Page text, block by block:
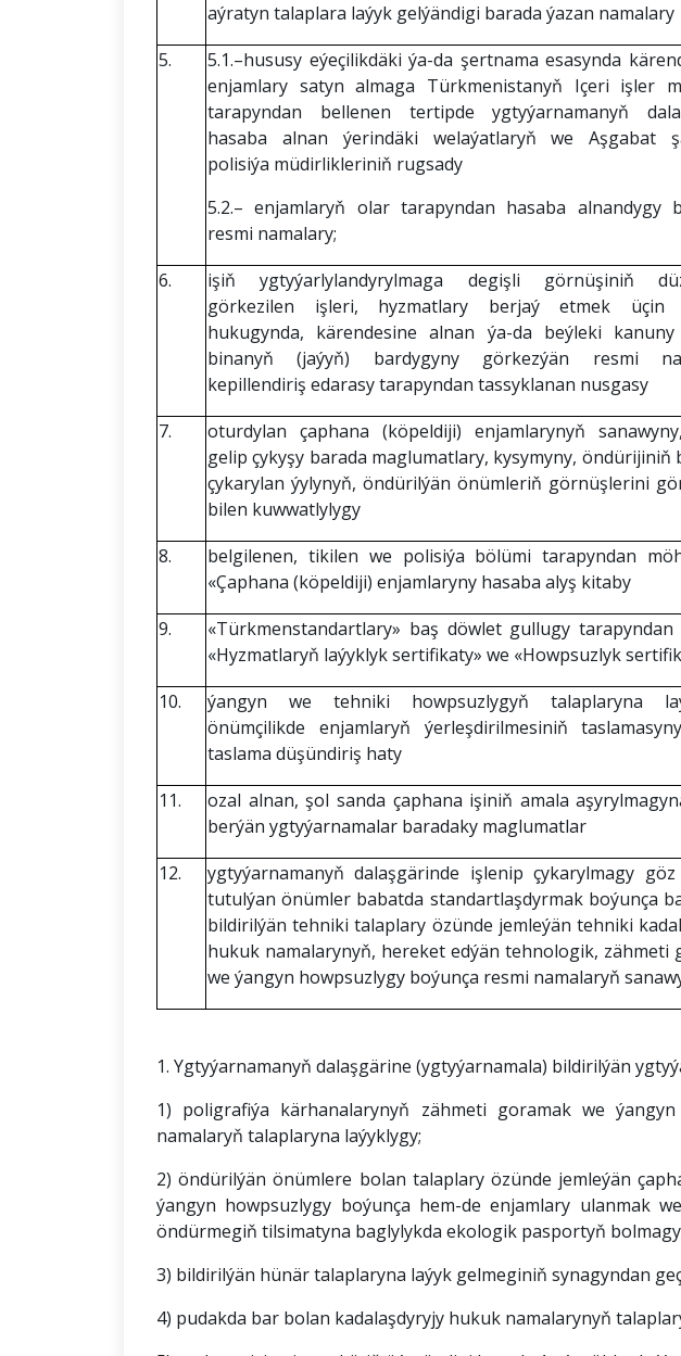
aýratyn talaplara laýyk gelýändigi barada ýazan namalary
5.
5.1.–hususy eýeçilikdäki ýa-da şertnama esasynda
enjamlary satyn almaga Türkmenistanyň Içeri işler
tarapyndan bellenen tertipde ygtyýarnamanyň
hasaba alnan ýerindäki welaýatlaryň we Aşgabat
polisiýa müdirlikleriniň rugsady
5.2.– enjamlaryň olar tarapyndan hasaba alnandygy
resmi namalary;
6.
işiň ygtyýarlylandyrylmaga degişli görnüşiniň
görkezilen işleri, hyzmatlary berjaý etmek üçin
hukugynda, kärendesine alnan ýa-da beýleki kanuny
binanyň (jaýyň) bardygyny görkezýän resmi
kepillendiriş edarasy tarapyndan tassyklanan nusgasy
7.
oturdylan çaphana (köpeldiji) enjamlarynyň
gelip çykyşy barada maglumatlary, kysymyny, öndürijiniň
çykarylan ýylynyň, öndürilýän önümleriň görnüşlerini
bilen kuwwatlylygy
8.
belgilenen, tikilen we polisiýa bölümi tarapyndan
«Çaphana (köpeldiji) enjamlaryny hasaba alyş kitaby
9.
«Türkmenstandartlary» baş döwlet gullugy tarapyndan
«Hyzmatlaryň laýyklyk sertifikaty» we «Howpsuzlyk
10.
ýangyn we tehniki howpsuzlygyň talaplaryna
önümçilikde enjamlaryň ýerleşdirilmesiniň
taslama düşündiriş haty
11.
ozal alnan, şol sanda çaphana işiniň amala
berýän ygtyýarnamalar baradaky maglumatlar
12.
ygtyýarnamanyň dalaşgärinde işlenip çykarylmagy
tutulýan önümler babatda standartlaşdyrmak boýunça
bildirilýän tehniki talaplary özünde jemleýän tehniki
hukuk namalarynyň, hereket edýän tehnologik, zähmeti
we ýangyn howpsuzlygy boýunça resmi namalaryň
1. Ygtyýarnamanyň dalaşgärine (ygtyýarnamala) bildirilýän
1) poligrafiýa kärhanalarynyň zähmeti goramak we
namalaryň talaplaryna laýyklygy;
2) öndürilýän önümlere bolan talaplary özünde jemleýän
ýangyn howpsuzlygy boýunça hem-de enjamlary ulanmak
öndürmegiň tilsimatyna baglylykda ekologik pasportyň
3) bildirilýän hünär talaplaryna laýyk gelmeginiň synagyndan
4) pudakda bar bolan kadalaşdyryjy hukuk namalarynyň